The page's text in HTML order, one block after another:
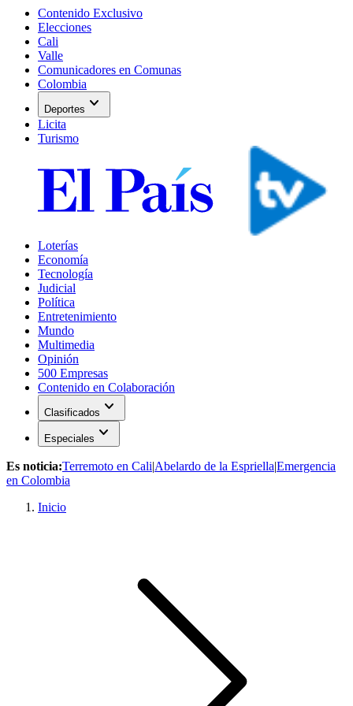
Contenido Exclusivo
Elecciones
Cali
Valle
Comunicadores en Comunas
Colombia
Deportes expand_more
Licita
Turismo
Loterías
Economía
Tecnología
Judicial
Política
Entretenimiento
Mundo
Multimedia
Opinión
500 Empresas
Contenido en Colaboración
Clasificados expand_more
Especiales expand_more
Es noticia:Terremoto en Cali|Abelardo de la Espriella|Emergencia
en Colombia
Inicio